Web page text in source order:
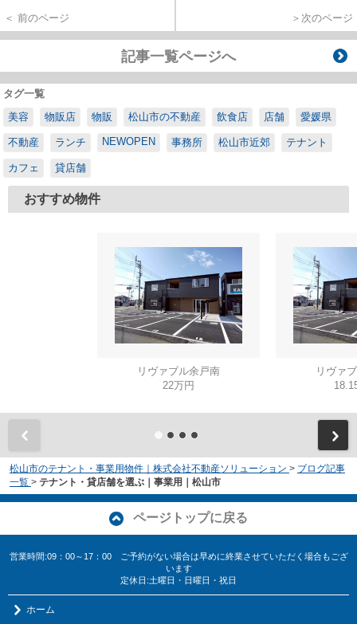
＜ 前のページ ＞次のページ
記事一覧ページへ
タグ一覧
美容
物販店 物販 松山市の不動産 飲食店 店舗 愛媛県
不動産 ランチ NEWOPEN 事務所 松山市近郊 テナント
カフェ 貸店舗
おすすめ物件
リヴァブル余戸南
22万円
リヴァ
松山市のテナント・事業用物件｜株式会社不動産ソリューション > ブログ記事
一覧 > テナント・貸店舗を選ぶ｜事業用｜松山市
ページトップに戻る
営業時間:09：00～17：00 ご予約がない場合は早めに終業させていただく場合もござ
います
定休日:土曜日・日曜日・祝日
ホーム